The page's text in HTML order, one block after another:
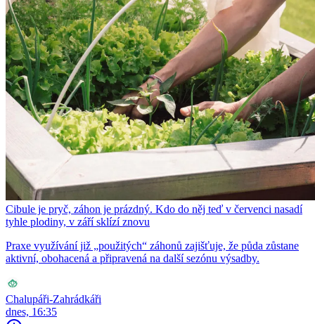
Cibule je pryč, záhon je prázdný. Kdo do něj teď v červenci nasadí
tyhle plodiny, v září sklízí znovu
Praxe využívání již „použitých“ záhonů zajišťuje, že půda zůstane
aktivní, obohacená a připravená na další sezónu výsadby.
Chalupáři-Zahrádkáři
dnes, 16:35